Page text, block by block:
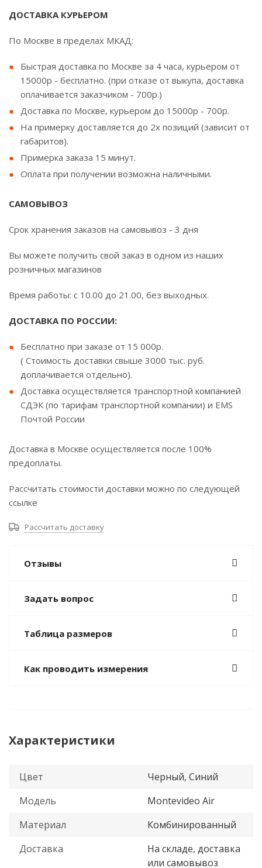
ДОСТАВКА КУРЬЕРОМ
По Москве в пределах МКАД:
Быстрая доставка по Москве за 4 часа, курьером от
15000р - бесплатно. (при отказе от выкупа, доставка
оплачивается заказчиком - 700р.)
Доставка по Москве, курьером до 15000р - 700р.
На примерку доставляется до 2х позиций (зависит от
габаритов).
Примерка заказа 15 минут.
Оплата при получении возможна наличными.
САМОВЫВОЗ
Срок хранения заказов на самовывоз - 3 дня
Вы можете получить свой заказ в одном из наших
розничных магазинов
Время работы: с 10.00 до 21.00, без выходных.
ДОСТАВКА ПО РОССИИ:
Бесплатно при заказе от 15 000р.
( Стоимость доставки свыше 3000 тыс. руб.
доплачивается отдельно).
Доставка осуществляется транспортной компанией
СДЭК (по тарифам транспортной компании) и EMS
Почтой России
Доставка в Москве осуществляется после 100%
предоплаты.
Рассчитать стоимости доставки можно по следующей
ссылке
Рассчитать доставку
Отзывы
Задать вопрос
Таблица размеров
Как проводить измерения
Характеристики
Цвет
Черный, Синий
Модель
Montevideo Air
Материал
Комбинированный
Доставка
На складе, доставка
или самовывоз